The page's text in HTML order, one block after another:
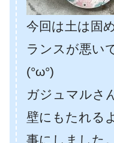
今回は土は固
ランスが悪い
(°ω°)
ガジュマルさ
壁にもたれる
事にしました。